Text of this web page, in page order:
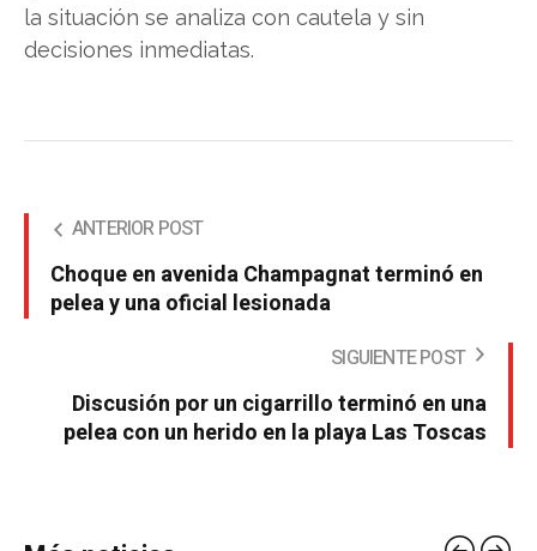
la situación se analiza con cautela y sin
decisiones inmediatas.
ANTERIOR POST
Choque en avenida Champagnat terminó en
pelea y una oficial lesionada
SIGUIENTE POST
Discusión por un cigarrillo terminó en una
pelea con un herido en la playa Las Toscas